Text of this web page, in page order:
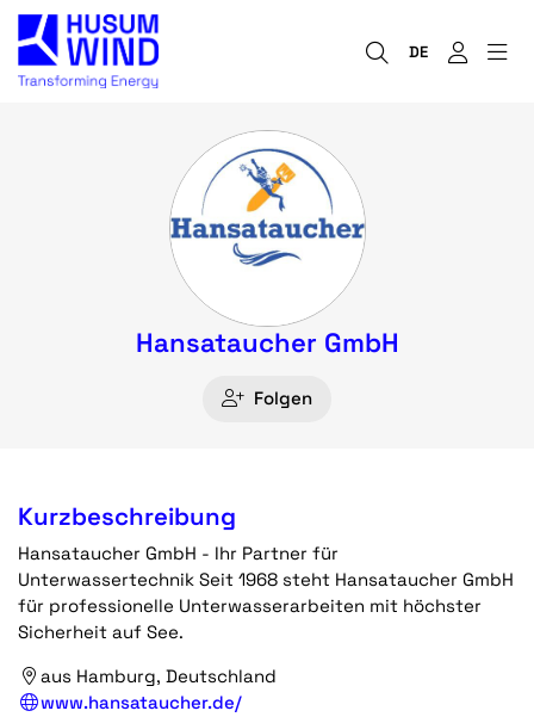
DE
Hansataucher GmbH
Folgen
Kurzbeschreibung
Hansataucher GmbH - Ihr Partner für
Unterwassertechnik Seit 1968 steht Hansataucher GmbH
für professionelle Unterwasserarbeiten mit höchster
Sicherheit auf See.
aus Hamburg, Deutschland
www.hansataucher.de/